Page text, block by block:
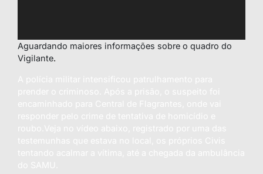
Aguardando maiores informações sobre o quadro do
Vigilante.